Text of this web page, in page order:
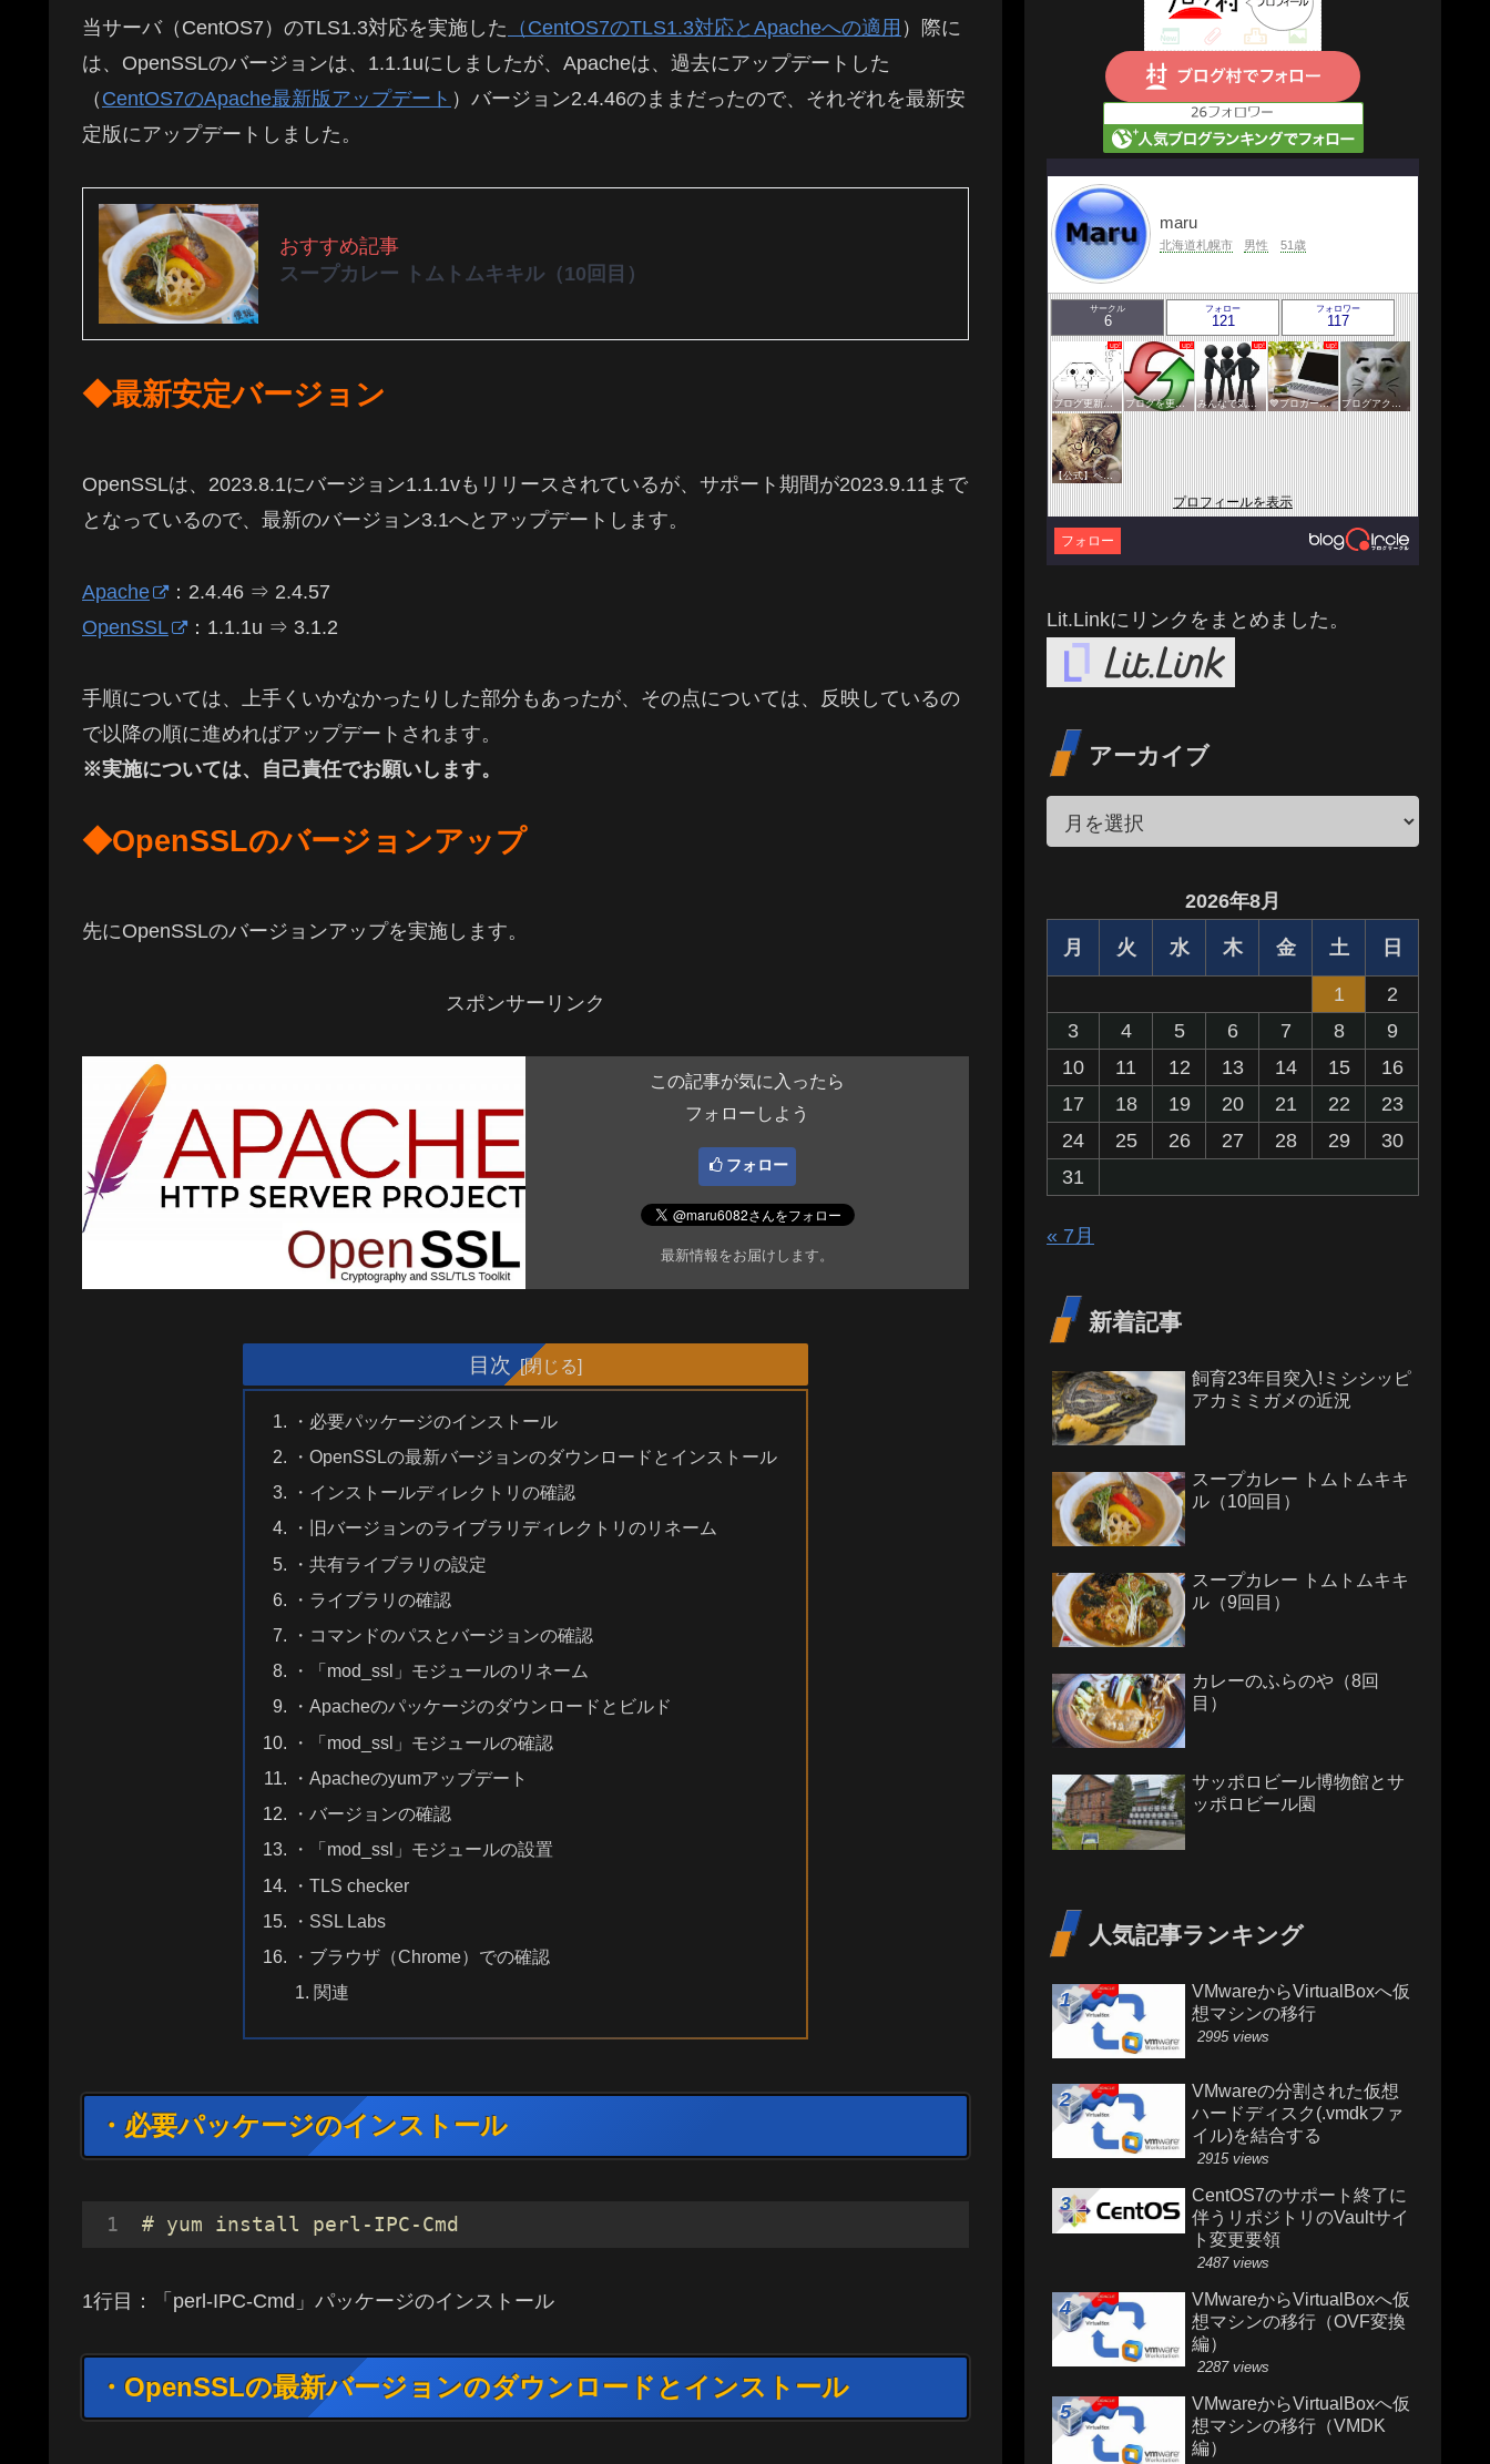
当サーバ（CentOS7）のTLS1.3対応を実施した （CentOS7のTLS1.3対応とApacheへの適用 ）際に
は、OpenSSLのバージョンは、1.1.1uにしましたが、Apacheは、過去にアップデートした
（ CentOS7のApache最新版アップデート ）バージョン2.4.46のままだったので、それぞれを最新安
定版にアップデートしました。
おすすめ記事
スープカレー トムトムキキル（10回目）
◆最新安定バージョン
OpenSSLは、2023.8.1にバージョン1.1.1vもリリースされているが、サポート期間が2023.9.11まで
となっているので、最新のバージョン3.1へとアップデートします。
Apache
：2.4.46 ⇒ 2.4.57
OpenSSL
：1.1.1u ⇒ 3.1.2
手順については、上手くいかなかったりした部分もあったが、その点については、反映しているの
で以降の順に進めればアップデートされます。
※実施については、自己責任でお願いします。
◆OpenSSLのバージョンアップ
先にOpenSSLのバージョンアップを実施します。
スポンサーリンク
この記事が気に入ったら
フォローしよう
フォロー
最新情報をお届けします。
目次
・必要パッケージのインストール
・OpenSSLの最新バージョンのダウンロードとインストール
・インストールディレクトリの確認
・旧バージョンのライブラリディレクトリのリネーム
・共有ライブラリの設定
・ライブラリの確認
・コマンドのパスとバージョンの確認
・「mod_ssl」モジュールのリネーム
・Apacheのパッケージのダウンロードとビルド
・「mod_ssl」モジュールの確認
・Apacheのyumアップデート
・バージョンの確認
・「mod_ssl」モジュールの設置
・TLS checker
・SSL Labs
・ブラウザ（Chrome）での確認
関連
・必要パッケージのインストール
# yum install perl-IPC-Cmd
1行目：「perl-IPC-Cmd」パッケージのインストール
・OpenSSLの最新バージョンのダウンロードとインストール
maru
北海道札幌市 男性 51歳
サークル
6
フォロー
121
フォロワー
117
ブログ更新報告サークル ブログを更新したらここで報告 みんなで気軽にアクセスアップ 💙ブロガー応援&更新報告♪💙 ブログアクセスアップサークル
【公式】ペットサークル
プロフィールを表示
フォロー
Lit.Linkにリンクをまとめました。
アーカイブ
2026年8月
月 火 水 木 金 土 日
1
2
3
4 5 6 7 8
9
10
11 12 13 14 15
16
17
18 19 20 21 22
23
24
25 26 27 28 29
30
31
« 7月
新着記事
飼育23年目突入!ミシシッピ
アカミミガメの近況
スープカレー トムトムキキ
ル（10回目）
スープカレー トムトムキキ
ル（9回目）
カレーのふらのや（8回
目）
サッポロビール博物館とサ
ッポロビール園
人気記事ランキング
VMwareからVirtualBoxへ仮
想マシンの移行
2995 views
VMwareの分割された仮想
ハードディスク(.vmdkファ
イル)を結合する
2915 views
CentOS7のサポート終了に
伴うリポジトリのVaultサイ
ト変更要領
2487 views
VMwareからVirtualBoxへ仮
想マシンの移行（OVF変換
編）
2287 views
VMwareからVirtualBoxへ仮
想マシンの移行（VMDK
編）